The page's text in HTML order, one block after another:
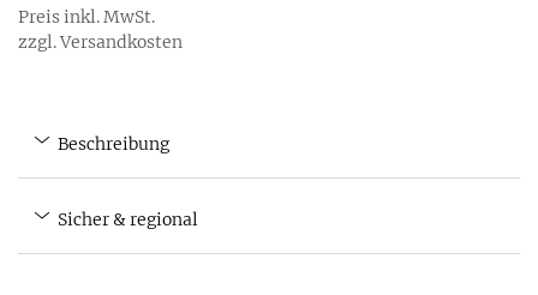
Preis inkl. MwSt.
zzgl. Versandkosten
Beschreibung
Sicher & regional